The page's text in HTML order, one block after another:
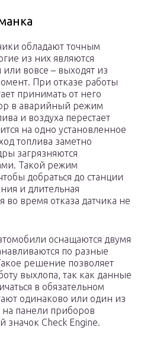
обладают точным
из них являются
вовсе – выходят из
При отказе работы
принимать от него
в аварийный режим
и воздуха перестает
на одно установленное
топлива заметно
загрязняются
Такой режим
добраться до станции
и длительная
во время отказа датчика не
оснащаются двумя
по разные
решение позволяет
выхлопа, так как данные
в обязательном
одинаково или один из
на панели приборов
значок Check Engine.